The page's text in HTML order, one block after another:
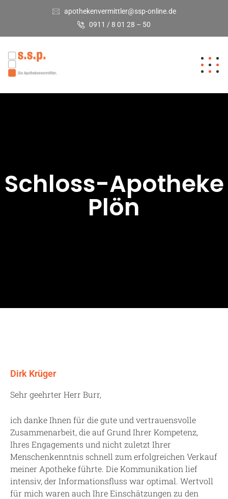
apothekenvermittler@ssp-online.de
0911 / 8 01 28 – 50
Schloss-Apotheke
Plön
Dirk Krüger
Sehr geehrter Herr Burr,
ich danke Ihnen für die gute und vertrauensvolle
Zusammenarbeit, die auf Grund Ihrer Kompetenz,
Ihres Engagements und nicht zuletzt Ihrer
Menschenkenntnis schnell zum erfolgreichen Verkauf
meiner Apotheke führte. Die Kommunikation lief
intensiv, der Informationsfluss war optimal. Wertvoll
für mich waren auch Ihre Einschätzungen zu den